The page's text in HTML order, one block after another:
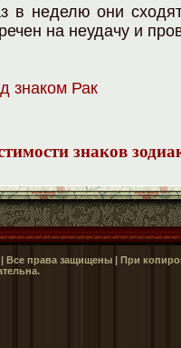
в неделю они
на неудачу и
знаком Рак
знаков
| Все права защищены | При